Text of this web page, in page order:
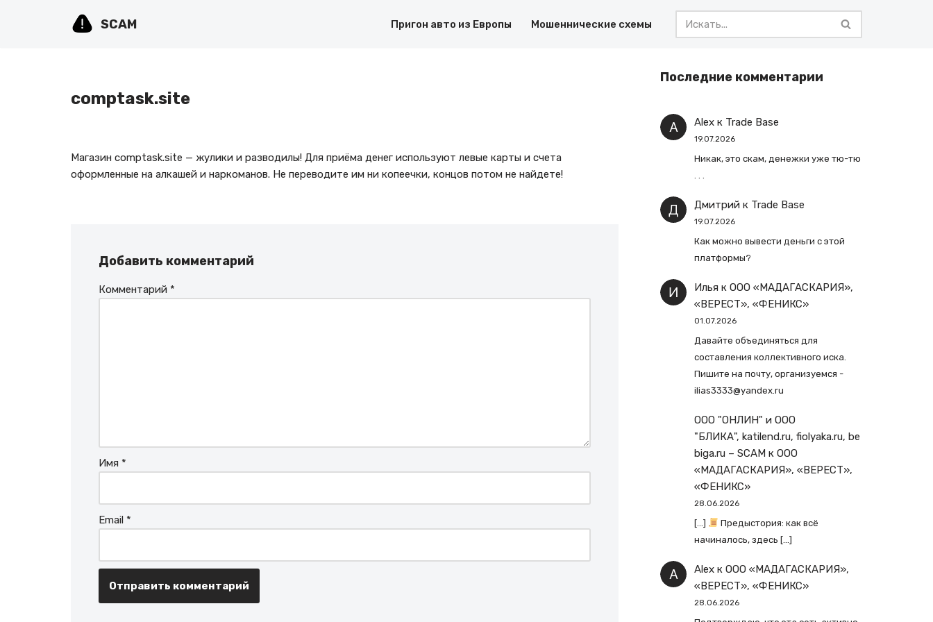
SCAM Пригон авто из Европы Мошеннические схемы
comptask.site
Магазин comptask.site — жулики и разводилы! Для приёма денег используют левые карты и счета
оформленные на алкашей и наркоманов. Не переводите им ни копеечки, концов потом не найдете!
Добавить комментарий
Комментарий *
Имя *
Email *
Последние комментарии
Alexк Trade Base
19.07.2026
Никак, это скам, денежки уже тю-тю
Дмитрийк Trade Base
19.07.2026
Как можно вывести деньги с этой
платформы?
Ильяк ООО «МАДАГАСКАРИЯ»,
«ВЕРЕСТ», «ФЕНИКС»
01.07.2026
Давайте объединяться для
составления коллективного иска.
Пишите на почту, организуемся -
ilias3333@yandex.ru
ООО "ОНЛИН" и ООО
"БЛИКА", katilend.ru, fiolyaka.ru, be
biga.ru – SCAMк ООО
«МАДАГАСКАРИЯ», «ВЕРЕСТ»,
«ФЕНИКС»
28.06.2026
[…]
Предыстория: как всё
начиналось, здесь […]
Alexк ООО «МАДАГАСКАРИЯ»,
«ВЕРЕСТ», «ФЕНИКС»
28.06.2026